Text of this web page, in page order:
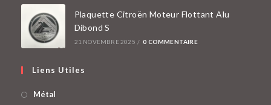
Plaquette Citroën Moteur Flottant Alu
Dibond S
21 NOVEMBRE 2025 / 0 COMMENTAIRE
Liens Utiles
Métal